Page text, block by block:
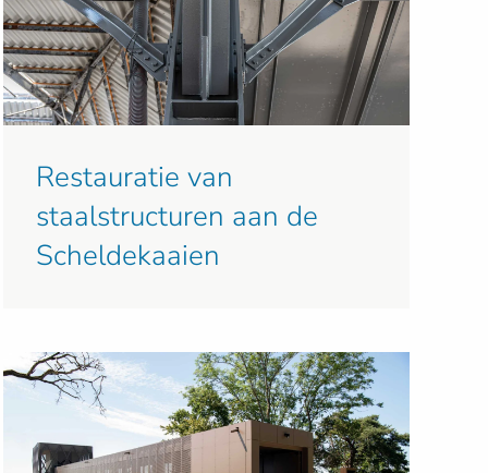
Restauratie van
staalstructuren aan de
Scheldekaaien